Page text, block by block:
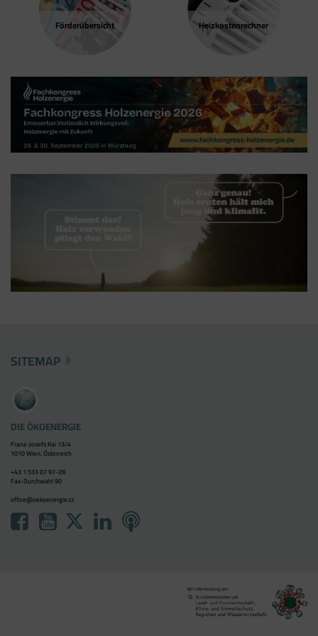
Förder­übersicht Heizkosten­rechner
SITEMAP
DIE ÖKOENERGIE
Franz-Josefs Kai 13/4
1010 Wien, Österreich
+43 1 533 07 97-28
Fax-Durchwahl 90
office@oekoenergie.cc
und nicht vom Tag Manager selbst.